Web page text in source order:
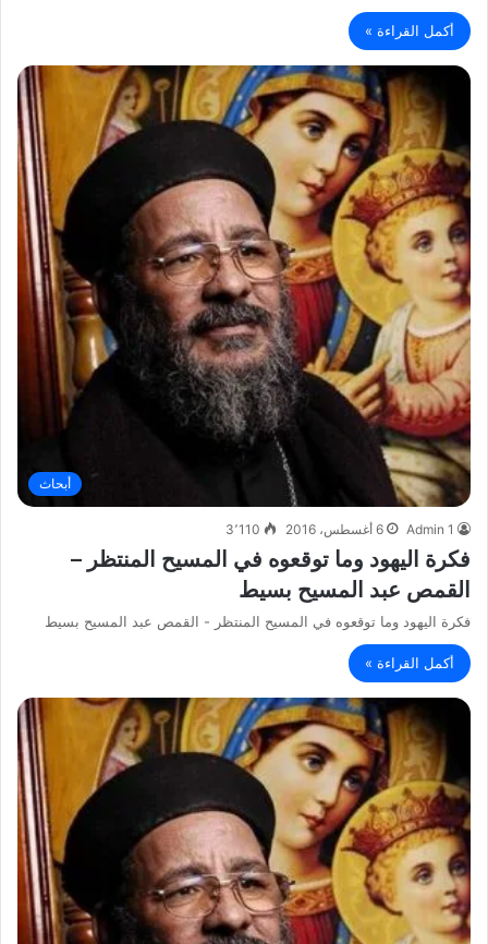
أكمل القراءة »
أبحاث
Admin 1 6 أغسطس، 2016 3٬110
فكرة اليهود وما توقعوه في المسيح المنتظر –
القمص عبد المسيح بسيط
فكرة اليهود وما توقعوه في المسيح المنتظر - القمص عبد المسيح بسيط
أكمل القراءة »